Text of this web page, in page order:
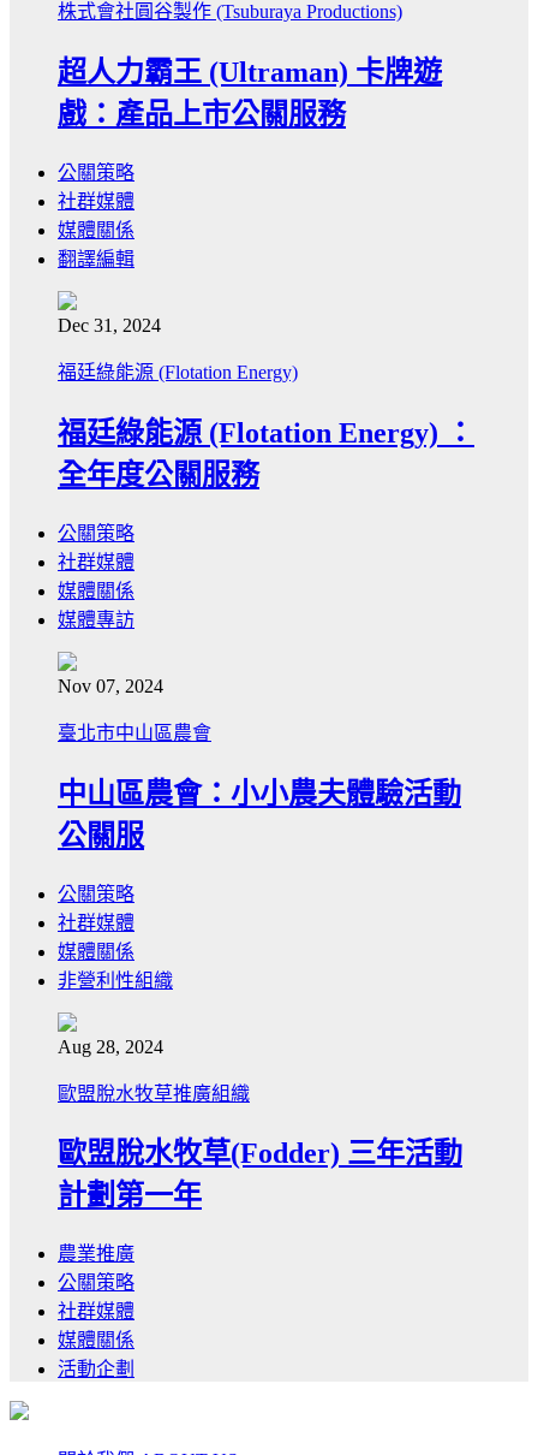
株式會社圓谷製作 (Tsuburaya Productions)
超人力霸王 (Ultraman) 卡牌遊
戲：產品上市公關服務
公關策略
社群媒體
媒體關係
翻譯編輯
Dec 31, 2024
福廷綠能源 (Flotation Energy)
福廷綠能源 (Flotation Energy) ：
全年度公關服務
公關策略
社群媒體
媒體關係
媒體專訪
Nov 07, 2024
臺北市中山區農會
中山區農會：小小農夫體驗活動
公關服
公關策略
社群媒體
媒體關係
非營利性組織
Aug 28, 2024
歐盟脫水牧草推廣組織
歐盟脫水牧草(Fodder) 三年活動
計劃第一年
農業推廣
公關策略
社群媒體
媒體關係
活動企劃